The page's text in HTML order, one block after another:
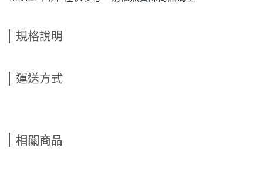
規格說明
運送方式
相關商品